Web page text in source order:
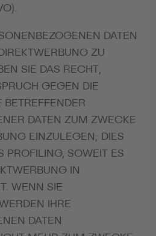
DATEN
ZU
SIE DAS RECHT,
GEGEN DIE
BETREFFENDER
DATEN ZUM ZWECKE
EINZULEGEN; DIES
PROFILING, SOWEIT ES
IN
WENN SIE
IHRE
DATEN